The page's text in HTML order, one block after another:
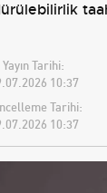
Yayın Tarihi:
10:37
Tarihi:
10:37